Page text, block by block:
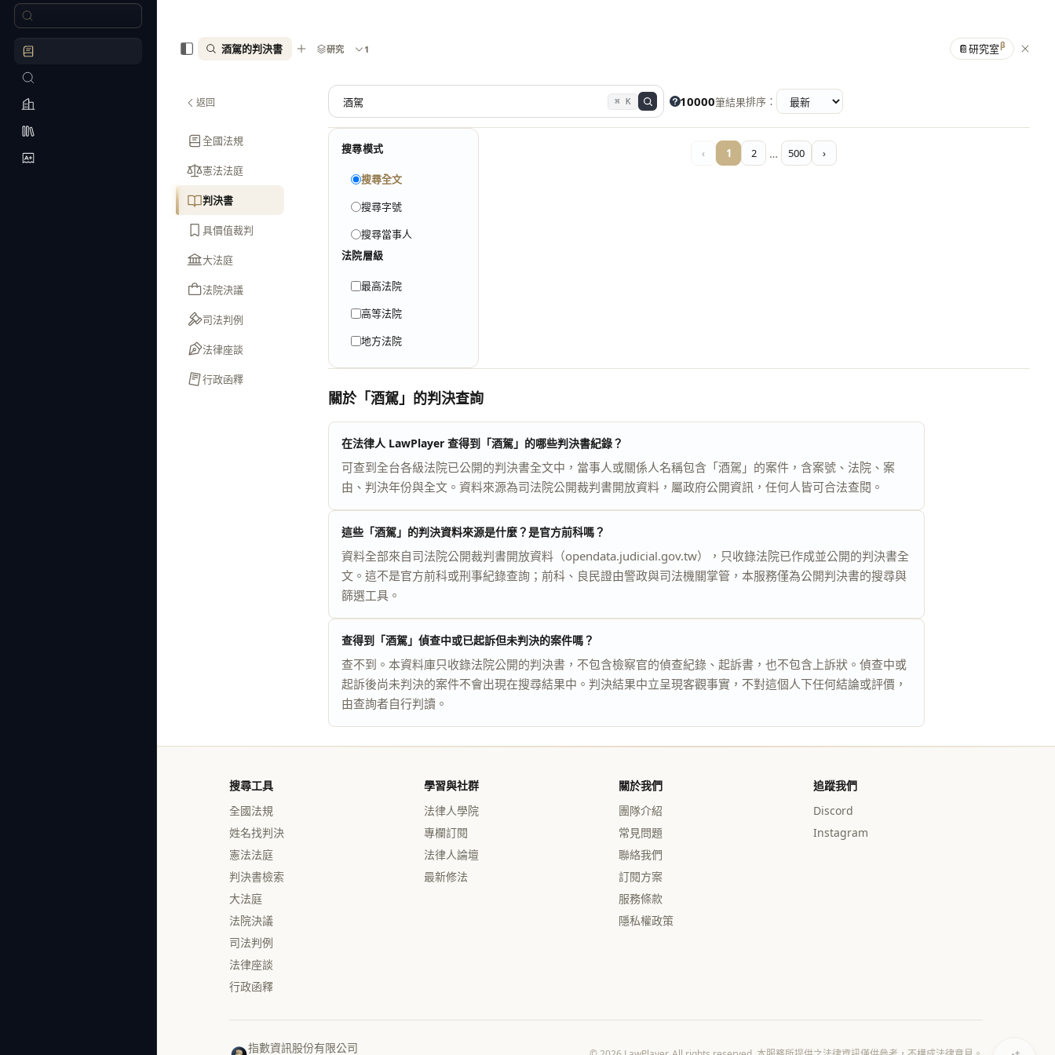
返回
全國法規
憲法法庭
判決書
具價值裁判
大法庭
法院決議
司法判例
法律座談
行政函釋
⌘ K 10000筆結果排序：
搜尋模式
搜尋全文
搜尋字號
搜尋當事人
法院層級
最高法院
高等法院
地方法院
‹ 1 2 … 500 ›
關於「酒駕」的判決查詢
在法律人 LawPlayer 查得到「酒駕」的哪些判決書紀錄？
可查到全台各級法院已公開的判決書全文中，當事人或關係人名稱包含「酒駕」的案件，含案號、法院、案
由、判決年份與全文。資料來源為司法院公開裁判書開放資料，屬政府公開資訊，任何人皆可合法查閱。
這些「酒駕」的判決資料來源是什麼？是官方前科嗎？
資料全部來自司法院公開裁判書開放資料（opendata.judicial.gov.tw），只收錄法院已作成並公開的判決書全
文。這不是官方前科或刑事紀錄查詢；前科、良民證由警政與司法機關掌管，本服務僅為公開判決書的搜尋與
篩選工具。
查得到「酒駕」偵查中或已起訴但未判決的案件嗎？
查不到。本資料庫只收錄法院公開的判決書，不包含檢察官的偵查紀錄、起訴書，也不包含上訴狀。偵查中或
起訴後尚未判決的案件不會出現在搜尋結果中。判決結果中立呈現客觀事實，不對這個人下任何結論或評價，
由查詢者自行判讀。
搜尋工具
全國法規
姓名找判決
憲法法庭
判決書檢索
大法庭
法院決議
司法判例
法律座談
行政函釋
學習與社群
法律人學院
專欄訂閱
法律人論壇
最新修法
關於我們
團隊介紹
常見問題
聯絡我們
訂閱方案
服務條款
隱私權政策
追蹤我們
Discord
Instagram
指數資訊股份有限公司
酒駕的判決書 研究 1 📔研究室β